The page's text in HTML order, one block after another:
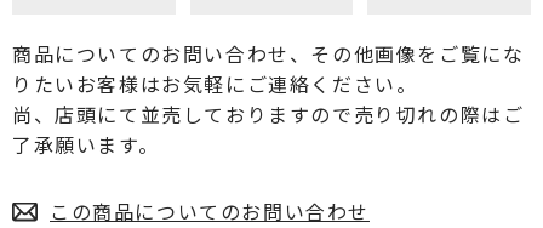
商品についてのお問い合わせ、その他画像をご覧にな
りたいお客様はお気軽にご連絡ください。
尚、店頭にて並売しておりますので売り切れの際はご
了承願います。
この商品についてのお問い合わせ